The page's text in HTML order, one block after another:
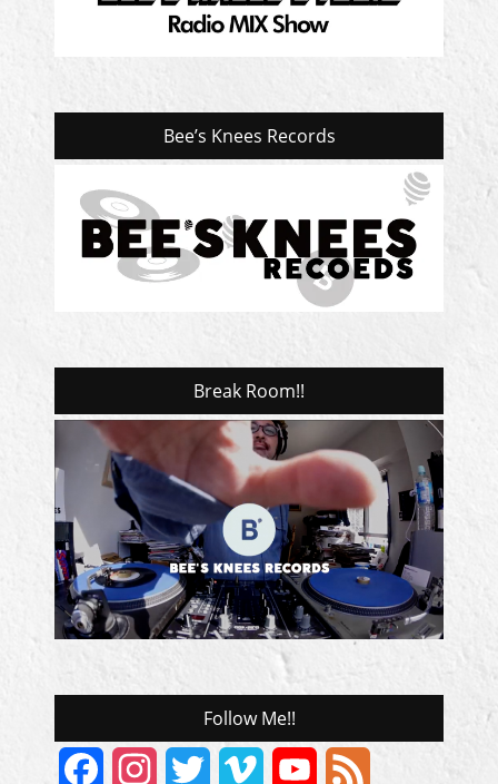
Bee’s Knees Records
Break Room!!
Follow Me!!
FacebookInstagram
Twitter Vimeo
YouTube